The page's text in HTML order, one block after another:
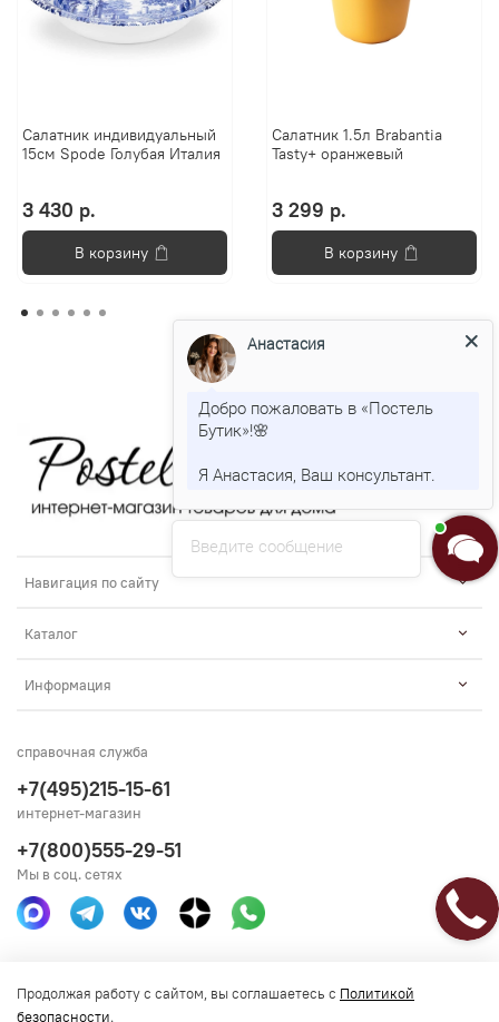
Салатник индивидуальный
15см Spode Голубая Италия
3 430 р.
В корзину
Салатник 1.5л Brabantia
Tasty+ оранжевый
3 299 р.
В корзину
Навигация по сайту
Каталог
Информация
Получить консультацию
справочная служба
+7(495)215-15-61
интернет-магазин
+7(800)555-29-51
Мы в соц. сетях
Продолжая работу с сайтом, вы соглашаетесь с Политикой
безопасности.
Введите сообщение
Анастасия
Добро пожаловать в «Постель
Бутик»!🌸
Я Анастасия, Ваш консультант.